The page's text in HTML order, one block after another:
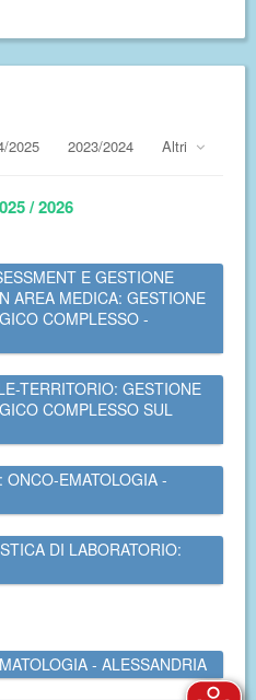
2025 2023/2024 Altri
/ 2026
E GESTIONE
AREA MEDICA: GESTIONE
COMPLESSO -
TERRITORIO: GESTIONE
COMPLESSO SUL
EMATOLOGIA -
DI LABORATORIO:
- ALESSANDRIA